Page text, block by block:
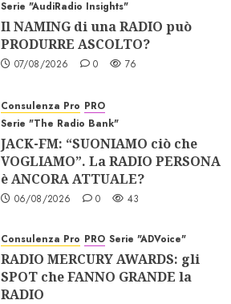
Serie "AudiRadio Insights"
Il NAMING di una RADIO può
PRODURRE ASCOLTO?
07/08/2026 0 76
Consulenza Pro PRO
Serie "The Radio Bank"
JACK-FM: “SUONIAMO ciò che
VOGLIAMO”. La RADIO PERSONA
è ANCORA ATTUALE?
06/08/2026 0 43
Consulenza Pro PRO Serie "ADVoice"
RADIO MERCURY AWARDS: gli
SPOT che FANNO GRANDE la
RADIO